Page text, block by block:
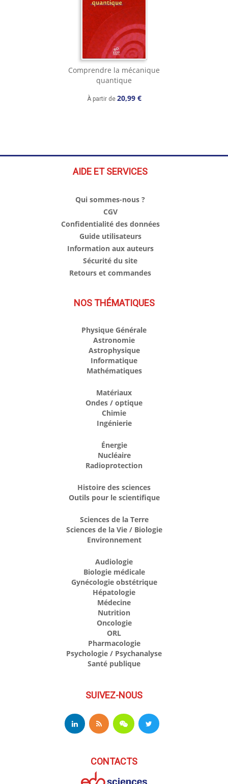
Comprendre la mécanique
quantique
À partir de 20,99 €
AIDE ET SERVICES
Qui sommes-nous ?
CGV
Confidentialité des données
Guide utilisateurs
Information aux auteurs
Sécurité du site
Retours et commandes
NOS THÉMATIQUES
Physique Générale
Astronomie
Astrophysique
Informatique
Mathématiques
Matériaux
Ondes / optique
Chimie
Ingénierie
Énergie
Nucléaire
Radioprotection
Histoire des sciences
Outils pour le scientifique
Sciences de la Terre
Sciences de la Vie / Biologie
Environnement
Audiologie
Biologie médicale
Gynécologie obstétrique
Hépatologie
Médecine
Nutrition
Oncologie
ORL
Pharmacologie
Psychologie / Psychanalyse
Santé publique
SUIVEZ-NOUS
CONTACTS